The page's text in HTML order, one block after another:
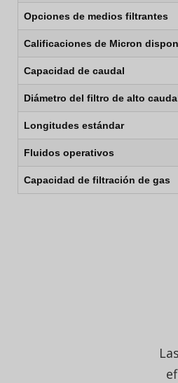
Opciones de medios filtrantes
Calificaciones de Micron
Capacidad de caudal
Diámetro del filtro de alto
Longitudes estándar
Fluidos operativos
Capacidad de filtración de gas